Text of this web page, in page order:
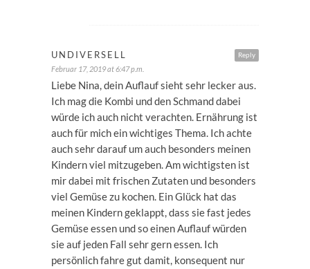
Reply
UNDIVERSELL
Februar 17, 2019 at 6:47 p.m.
Liebe Nina, dein Auflauf sieht sehr lecker aus.
Ich mag die Kombi und den Schmand dabei
würde ich auch nicht verachten. Ernährung ist
auch für mich ein wichtiges Thema. Ich achte
auch sehr darauf um auch besonders meinen
Kindern viel mitzugeben. Am wichtigsten ist
mir dabei mit frischen Zutaten und besonders
viel Gemüse zu kochen. Ein Glück hat das
meinen Kindern geklappt, dass sie fast jedes
Gemüse essen und so einen Auflauf würden
sie auf jeden Fall sehr gern essen. Ich
persönlich fahre gut damit, konsequent nur